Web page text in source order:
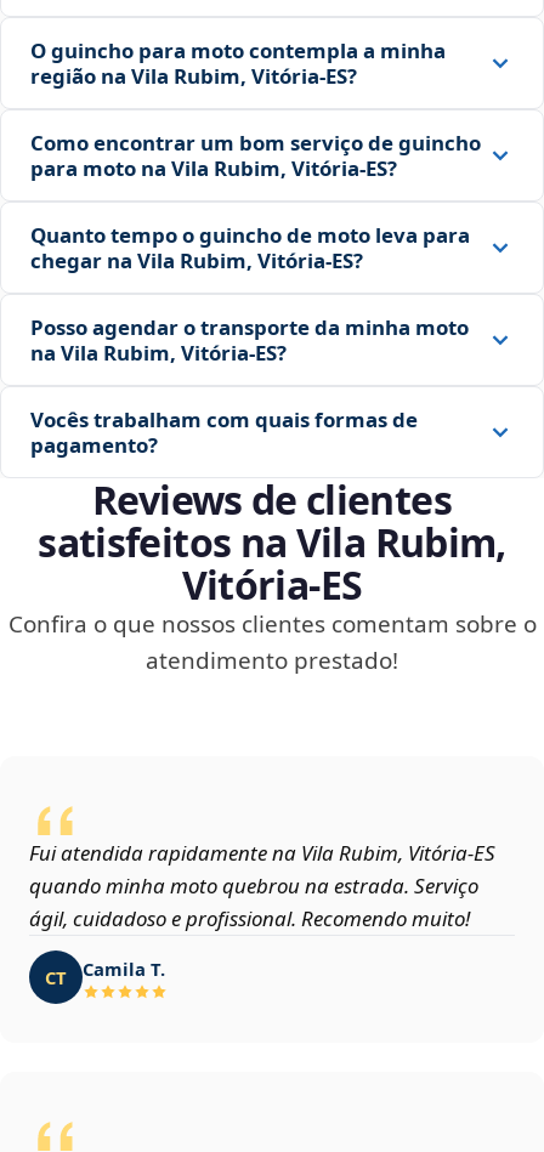
O guincho para moto contempla a minha
região na Vila Rubim, Vitória‑ES?
Como encontrar um bom serviço de guincho
para moto na Vila Rubim, Vitória‑ES?
Quanto tempo o guincho de moto leva para
chegar na Vila Rubim, Vitória‑ES?
Posso agendar o transporte da minha moto
na Vila Rubim, Vitória‑ES?
Vocês trabalham com quais formas de
pagamento?
Reviews de clientes
satisfeitos na Vila Rubim,
Vitória‑ES
Confira o que nossos clientes comentam sobre o
atendimento prestado!
Fui atendida rapidamente na Vila Rubim, Vitória‑ES
quando minha moto quebrou na estrada. Serviço
ágil, cuidadoso e profissional. Recomendo muito!
CT Camila T.